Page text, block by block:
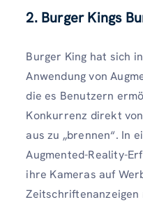
2. Burger Kings
Burger King hat sich
Anwendung von
die es Benutzern
Konkurrenz direkt
aus zu „brennen“. In
Augmented-Reality-
ihre Kameras auf
Zeitschriftenanzeigen